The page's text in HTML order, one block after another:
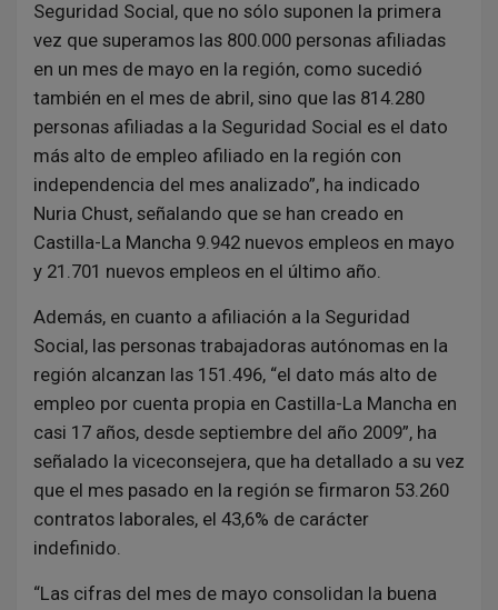
Seguridad Social, que no sólo suponen la primera
vez que superamos las 800.000 personas afiliadas
en un mes de mayo en la región, como sucedió
también en el mes de abril, sino que las 814.280
personas afiliadas a la Seguridad Social es el dato
más alto de empleo afiliado en la región con
independencia del mes analizado”, ha indicado
Nuria Chust, señalando que se han creado en
Castilla-La Mancha 9.942 nuevos empleos en mayo
y 21.701 nuevos empleos en el último año.
Además, en cuanto a afiliación a la Seguridad
Social, las personas trabajadoras autónomas en la
región alcanzan las 151.496, “el dato más alto de
empleo por cuenta propia en Castilla-La Mancha en
casi 17 años, desde septiembre del año 2009”, ha
señalado la viceconsejera, que ha detallado a su vez
que el mes pasado en la región se firmaron 53.260
contratos laborales, el 43,6% de carácter
indefinido.
“Las cifras del mes de mayo consolidan la buena